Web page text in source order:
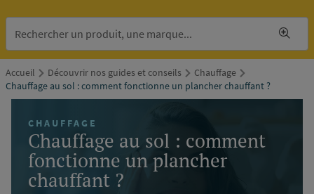
Accueil Découvrir nos guides et conseils
Chauffage
Chauffage au sol : comment fonctionne un plancher chauffant ?
CHAUFFAGE
Chauffage au sol : comment
fonctionne un plancher
chauffant ?